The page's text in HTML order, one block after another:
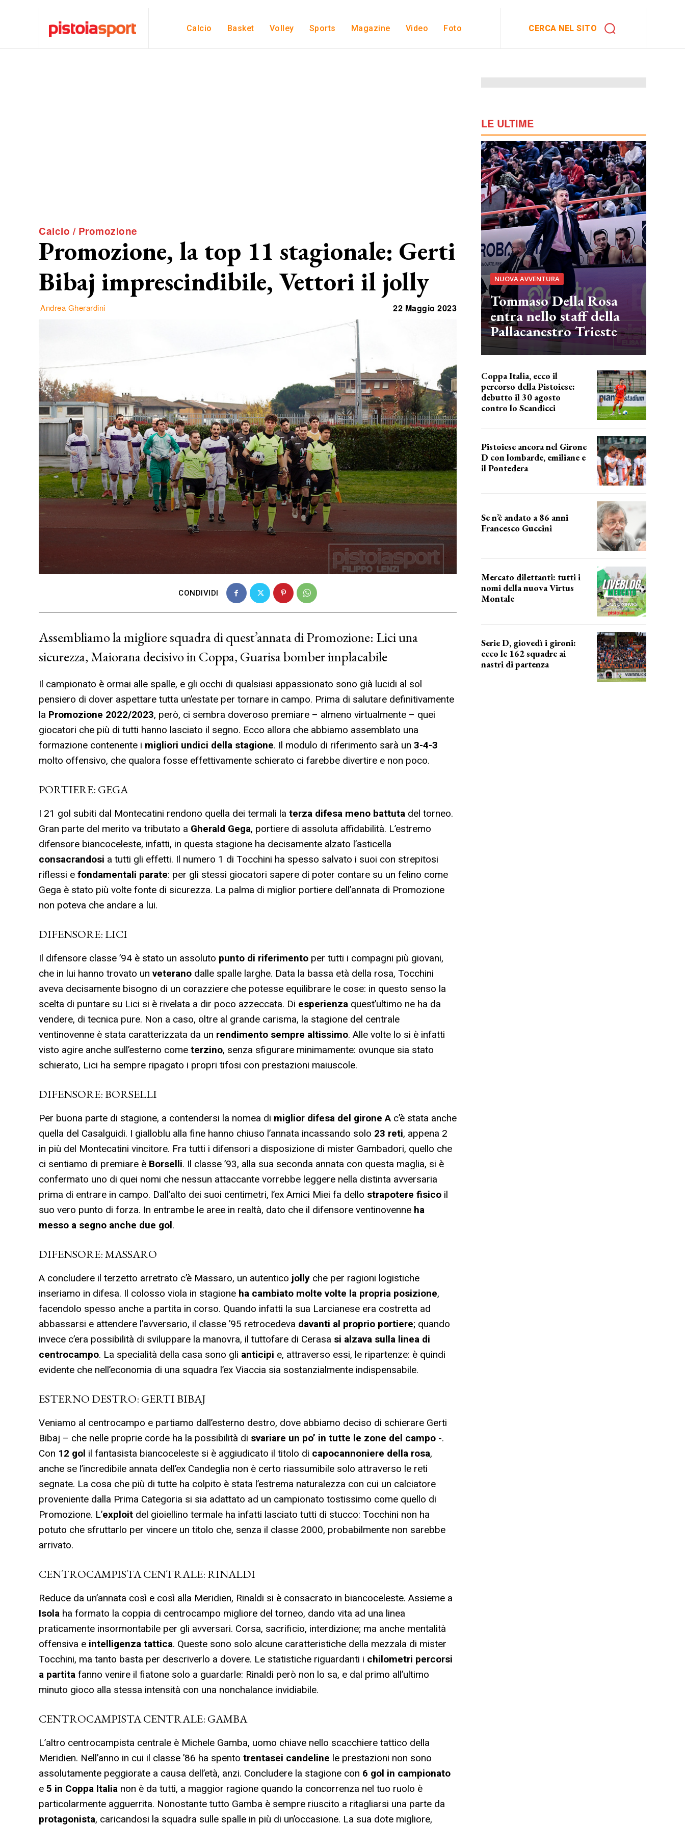
Calcio Basket Volley Sports Magazine Video Foto CERCA NEL SITO
Calcio / Promozione
Promozione, la top 11 stagionale: Gerti
Bibaj imprescindibile, Vettori il jolly
Andrea Gherardini 22 Maggio 2023
CONDIVIDI
Assembliamo la migliore squadra di quest’annata di Promozione: Lici una
sicurezza, Maiorana decisivo in Coppa, Guarisa bomber implacabile
Il campionato è ormai alle spalle, e gli occhi di qualsiasi appassionato sono già lucidi al sol
pensiero di dover aspettare tutta un’estate per tornare in campo. Prima di salutare definitivamente
la Promozione 2022/2023, però, ci sembra doveroso premiare – almeno virtualmente – quei
giocatori che più di tutti hanno lasciato il segno. Ecco allora che abbiamo assemblato una
formazione contenente i migliori undici della stagione. Il modulo di riferimento sarà un 3-4-3
molto offensivo, che qualora fosse effettivamente schierato ci farebbe divertire e non poco.
PORTIERE: GEGA
I 21 gol subiti dal Montecatini rendono quella dei termali la terza difesa meno battuta del torneo.
Gran parte del merito va tributato a Gherald Gega, portiere di assoluta affidabilità. L’estremo
difensore biancoceleste, infatti, in questa stagione ha decisamente alzato l’asticella
consacrandosi a tutti gli effetti. Il numero 1 di Tocchini ha spesso salvato i suoi con strepitosi
riflessi e fondamentali parate: per gli stessi giocatori sapere di poter contare su un felino come
Gega è stato più volte fonte di sicurezza. La palma di miglior portiere dell’annata di Promozione
non poteva che andare a lui.
DIFENSORE: LICI
Il difensore classe ’94 è stato un assoluto punto di riferimento per tutti i compagni più giovani,
che in lui hanno trovato un veterano dalle spalle larghe. Data la bassa età della rosa, Tocchini
aveva decisamente bisogno di un corazziere che potesse equilibrare le cose: in questo senso la
scelta di puntare su Lici si è rivelata a dir poco azzeccata. Di esperienza quest’ultimo ne ha da
vendere, di tecnica pure. Non a caso, oltre al grande carisma, la stagione del centrale
ventinovenne è stata caratterizzata da un rendimento sempre altissimo. Alle volte lo si è infatti
visto agire anche sull’esterno come terzino, senza sfigurare minimamente: ovunque sia stato
schierato, Lici ha sempre ripagato i propri tifosi con prestazioni maiuscole.
DIFENSORE: BORSELLI
Per buona parte di stagione, a contendersi la nomea di miglior difesa del girone A c’è stata anche
quella del Casalguidi. I gialloblu alla fine hanno chiuso l’annata incassando solo 23 reti, appena 2
in più del Montecatini vincitore. Fra tutti i difensori a disposizione di mister Gambadori, quello che
ci sentiamo di premiare è Borselli. Il classe ’93, alla sua seconda annata con questa maglia, si è
confermato uno di quei nomi che nessun attaccante vorrebbe leggere nella distinta avversaria
prima di entrare in campo. Dall’alto dei suoi centimetri, l’ex Amici Miei fa dello strapotere fisico il
suo vero punto di forza. In entrambe le aree in realtà, dato che il difensore ventinovenne ha
messo a segno anche due gol.
DIFENSORE: MASSARO
A concludere il terzetto arretrato c’è Massaro, un autentico jolly che per ragioni logistiche
inseriamo in difesa. Il colosso viola in stagione ha cambiato molte volte la propria posizione,
facendolo spesso anche a partita in corso. Quando infatti la sua Larcianese era costretta ad
abbassarsi e attendere l’avversario, il classe ’95 retrocedeva davanti al proprio portiere; quando
invece c’era possibilità di sviluppare la manovra, il tuttofare di Cerasa si alzava sulla linea di
centrocampo. La specialità della casa sono gli anticipi e, attraverso essi, le ripartenze: è quindi
evidente che nell’economia di una squadra l’ex Viaccia sia sostanzialmente indispensabile.
ESTERNO DESTRO: GERTI BIBAJ
Veniamo al centrocampo e partiamo dall’esterno destro, dove abbiamo deciso di schierare Gerti
Bibaj – che nelle proprie corde ha la possibilità di svariare un po’ in tutte le zone del campo -.
Con 12 gol il fantasista biancoceleste si è aggiudicato il titolo di capocannoniere della rosa,
anche se l’incredibile annata dell’ex Candeglia non è certo riassumibile solo attraverso le reti
segnate. La cosa che più di tutte ha colpito è stata l’estrema naturalezza con cui un calciatore
proveniente dalla Prima Categoria si sia adattato ad un campionato tostissimo come quello di
Promozione. L’exploit del gioiellino termale ha infatti lasciato tutti di stucco: Tocchini non ha
potuto che sfruttarlo per vincere un titolo che, senza il classe 2000, probabilmente non sarebbe
arrivato.
CENTROCAMPISTA CENTRALE: RINALDI
Reduce da un’annata così e così alla Meridien, Rinaldi si è consacrato in biancoceleste. Assieme a
Isola ha formato la coppia di centrocampo migliore del torneo, dando vita ad una linea
praticamente insormontabile per gli avversari. Corsa, sacrificio, interdizione; ma anche mentalità
offensiva e intelligenza tattica. Queste sono solo alcune caratteristiche della mezzala di mister
Tocchini, ma tanto basta per descriverlo a dovere. Le statistiche riguardanti i chilometri percorsi
a partita fanno venire il fiatone solo a guardarle: Rinaldi però non lo sa, e dal primo all’ultimo
minuto gioco alla stessa intensità con una nonchalance invidiabile.
CENTROCAMPISTA CENTRALE: GAMBA
L’altro centrocampista centrale è Michele Gamba, uomo chiave nello scacchiere tattico della
Meridien. Nell’anno in cui il classe ’86 ha spento trentasei candeline le prestazioni non sono
assolutamente peggiorate a causa dell’età, anzi. Concludere la stagione con 6 gol in campionato
e 5 in Coppa Italia non è da tutti, a maggior ragione quando la concorrenza nel tuo ruolo è
particolarmente agguerrita. Nonostante tutto Gamba è sempre riuscito a ritagliarsi una parte da
protagonista, caricandosi la squadra sulle spalle in più di un’occasione. La sua dote migliore,
LE ULTIME
NUOVA AVVENTURA
Tommaso Della Rosa
entra nello staff della
Pallacanestro Trieste
Coppa Italia, ecco il
percorso della Pistoiese:
debutto il 30 agosto
contro lo Scandicci
Pistoiese ancora nel Girone
D con lombarde, emiliane e
il Pontedera
Se n’è andato a 86 anni
Francesco Guccini
Mercato dilettanti: tutti i
nomi della nuova Virtus
Montale
Serie D, giovedì i gironi:
ecco le 162 squadre ai
nastri di partenza